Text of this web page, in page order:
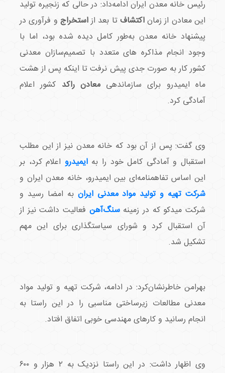
رئیس خانه معدن ایران ادامه‌داد: در حالی که زنجیره تولید
این معادن از زماناکتشافتا بعد ازاستخراج و فرآوری در
پیشنهاد خانه معدن به‌طور کامل دیده شده بود، اما با
وجود انجام مذاکره های متعدد با تصمیم‌سازان معدنی
کشور کار به صورت جدی پیش نرفت تا اینکه پس از هشت
ماه ایمیدرو برای سازماندهی معادن راکد کشور اعلام
آمادگی کرد.
وی گفت: پس از آن بود که خانه معدن نیز از این مطلب
استقبال و آمادگی کامل خود را به ایمیدرو اعلام کرد، بر
این اساس تفاهمنامه‌ای بین ایمیدرو، خانه معدن ایران و
شرکت تهیه و تولید مواد معدنی ایران به امضا رسید و
شرکت میدکو که در زمینهسنگ‌آهن فعالیت داشت نیز از
آن استقبال کرد و شورای سیاستگذاری برای این مهم
تشکیل شد.
بهرامن خاطرنشان‌کرد: در ادامه، شرکت تهیه و تولید مواد
معدنی مطالعات زیرساختی مناسبی را در این راستا به
انجام رسانید و کارهای مهندسی خوبی اتفاق افتاد.
وی اظهار داشت: در این راستا نزدیک به ۲ هزار و ۶۰۰